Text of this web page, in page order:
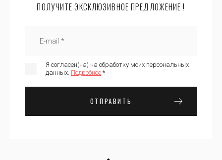
ПОЛУЧИТЕ ЭКСКЛЮЗИВНОЕ ПРЕДЛОЖЕНИЕ !
Я согласен(на) на обработку моих персональных
данных. Подробнее *
ОТПРАВИТЬ